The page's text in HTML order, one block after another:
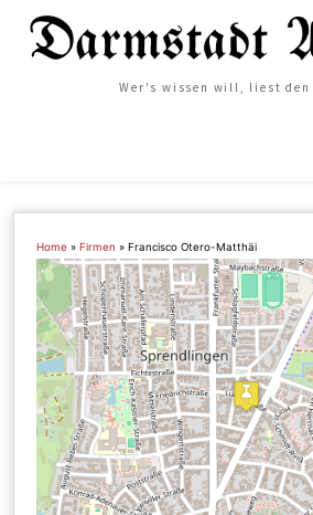
Wer's wissen will, liest den
Home »Firmen »Francisco Otero-Matthäi